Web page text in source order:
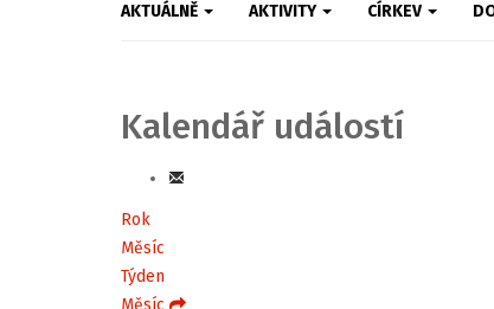
AKTUÁLNĚ AKTIVITY CÍRKEV
Kalendář událostí
Rok
Měsíc
Týden
Měsíc